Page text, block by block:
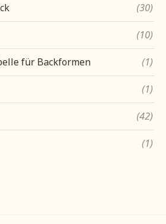
(30)
(10)
für Backformen (1)
(1)
(42)
(1)